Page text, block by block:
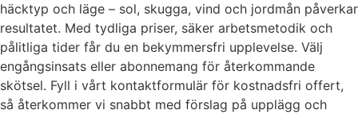
häcktyp och läge – sol, skugga, vind och jordmån påverkar
resultatet. Med tydliga priser, säker arbetsmetodik och
pålitliga tider får du en bekymmersfri upplevelse. Välj
engångsinsats eller abonnemang för återkommande
skötsel. Fyll i vårt kontaktformulär för kostnadsfri offert,
så återkommer vi snabbt med förslag på upplägg och